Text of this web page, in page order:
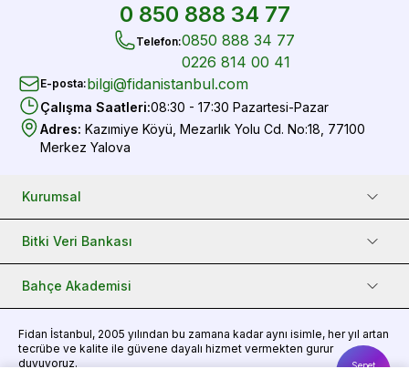
Sepet
0 850 888 34 77
Telefon:0850 888 34 77
0226 814 00 41
E-posta:bilgi@fidanistanbul.com
Çalışma Saatleri:08:30 - 17:30 Pazartesi-Pazar
Adres: Kazımiye Köyü, Mezarlık Yolu Cd. No:18, 77100
Merkez Yalova
Kurumsal
Bitki Veri Bankası
Bahçe Akademisi
Fidan İstanbul, 2005 yılından bu zamana kadar aynı isimle, her yıl artan
tecrübe ve kalite ile güvene dayalı hizmet vermekten gurur
duyuyoruz.